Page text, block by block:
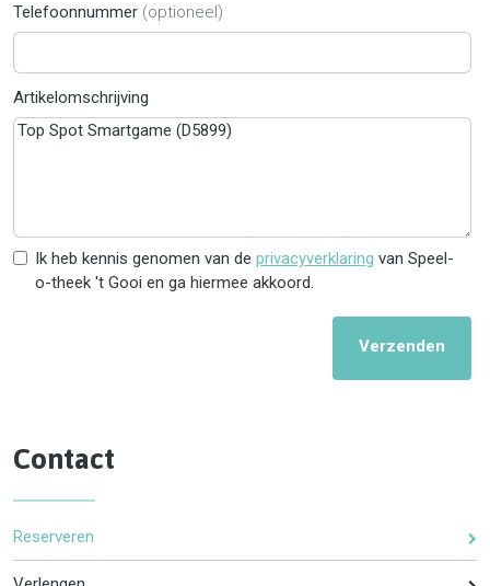
Telefoonnummer (optioneel)
Artikelomschrijving
Ik heb kennis genomen van de privacyverklaring van Speel-
o-theek 't Gooi en ga hiermee akkoord.
Verzenden
Contact
Reserveren